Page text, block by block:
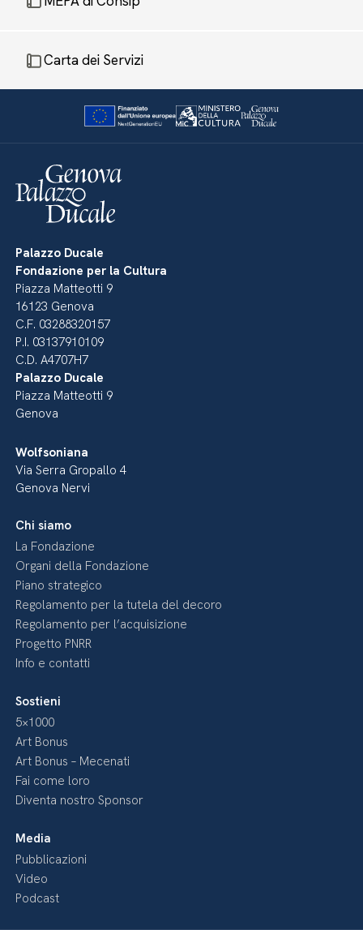
Carta dei Servizi
Palazzo Ducale
Fondazione per la Cultura
Piazza Matteotti 9
16123 Genova
C.F. 03288320157
P.I. 03137910109
C.D. A4707H7
Palazzo Ducale
Piazza Matteotti 9
Genova
Wolfsoniana
Via Serra Gropallo 4
Genova Nervi
Chi siamo
La Fondazione
Organi della Fondazione
Piano strategico
Regolamento per la tutela del decoro
Regolamento per l’acquisizione
Progetto PNRR
Info e contatti
Sostieni
5×1000
Art Bonus
Art Bonus – Mecenati
Fai come loro
Diventa nostro Sponsor
Media
Pubblicazioni
Video
Podcast